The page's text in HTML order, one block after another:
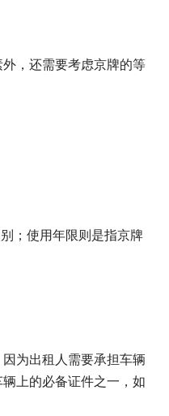
，还需要考虑京牌的等
；使用年限则是指京牌
为出租人需要承担车辆
上的必备证件之一，如